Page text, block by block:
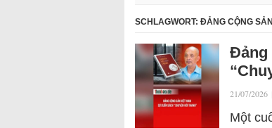
SCHLAGWORT: ĐẢNG CỘNG
Đảng
21/07/2026
Một